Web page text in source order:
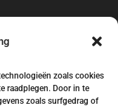
zoals cookies
raadplegen. Door in te
zoals surfgedrag of